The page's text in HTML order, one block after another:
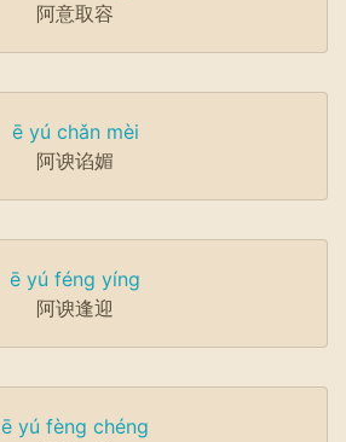
阿意取容
ē yú chǎn mèi
阿谀谄媚
ē yú féng yíng
阿谀逢迎
ē yú fèng chéng